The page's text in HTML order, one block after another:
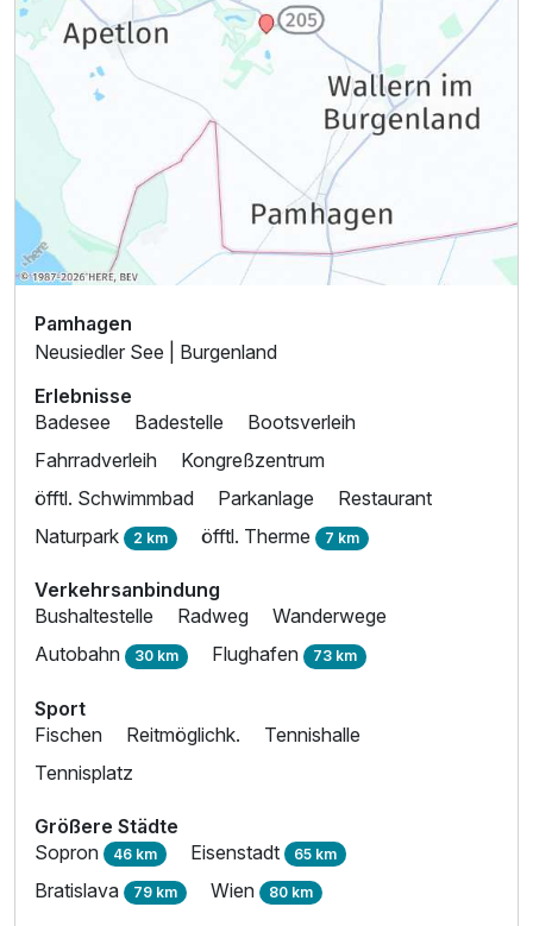
Doppelzimmer Queensize Bett
2 Erwachsene
Ausstattung
Juniorsuite Design
Pamhagen
Neusiedler See | Burgenland
Erlebnisse
Badesee
Badestelle
Bootsverleih
Fahrradverleih
Kongreßzentrum
öfftl. Schwimmbad
Parkanlage
Restaurant
Naturpark 2 km öfftl. Therme 7 km
Verkehrsanbindung
Bushaltestelle
Radweg
Wanderwege
Autobahn 30 km Flughafen 73 km
Sport
Fischen
Reitmöglichk.
Tennishalle
Tennisplatz
Größere Städte
Sopron 46 km Eisenstadt 65 km
Bratislava 79 km Wien 80 km